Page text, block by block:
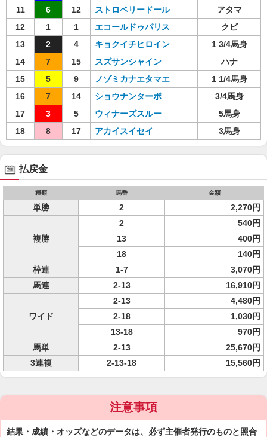
11
6 12 ストロベリードール
アタマ
12
1 1 エコールドゥパリス
クビ
13
2 4 キョクイチヒロイン
1 3/4馬身
14
7 15 スズサンシャイン
ハナ
15
5 9 ノゾミカナエタマエ
1 1/4馬身
16
7 14 ショウナンターボ
3/4馬身
17
3 5 ウィナーズスルー
5馬身
18
8 17 アカイスイセイ 3馬身
払戻金
種類 馬番 金額
単勝 2 2,270円
複勝
2
540円
13
400円
18
140円
枠連
1-7
3,070円
馬連
2-13 16,910円
ワイド
2-13
4,480円
2-18
1,030円
13-18
970円
馬単
2-13
25,670円
3連複
2-13-18 15,560円
注意事項
結果・成績・オッズなどのデータは、必ず主催者発行のものと照合